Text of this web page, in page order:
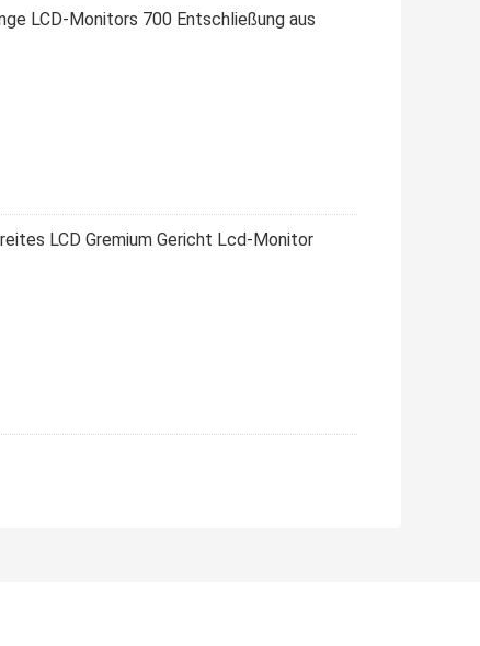
LCD-Monitors 700 Entschließung aus
LCD Gremium Gericht Lcd-Monitor